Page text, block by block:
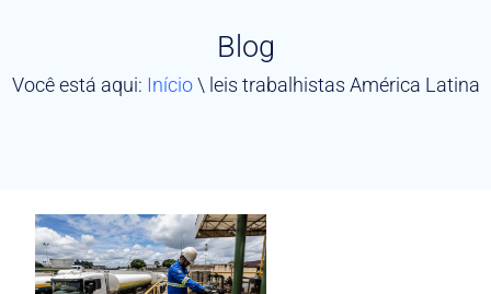
Blog
Você está aqui: Início\ leis trabalhistas América Latina